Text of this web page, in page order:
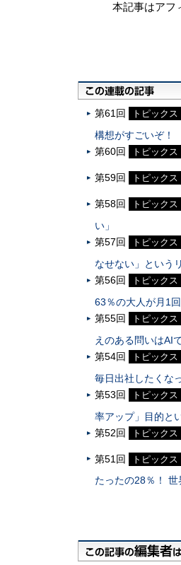
本記事はアフ
第61回 トピックス
構想がすごいぞ！
第60回
トピックス
第59回 トピックス
第58回 トピックス
い」
第57回
トピックス
なせない」という
第56回
トピックス
63％の大人が月1
第55回
トピックス
えのある問いはAI
第54回
トピックス
毎日出社したくな
第53回
トピックス
率アップ」目的と
第52回
トピックス
第51回 トピックス
たったの28％！